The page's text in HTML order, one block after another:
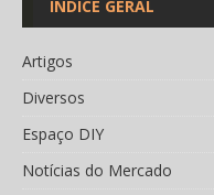
ÍNDICE GERAL
Artigos
Diversos
Espaço DIY
Notícias do Mercado